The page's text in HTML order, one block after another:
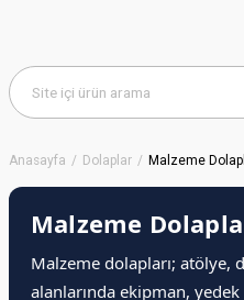
Anasayfa Dolaplar Malzeme
Malzeme
Malzeme dolapları; atölye,
alanlarında ekipman,